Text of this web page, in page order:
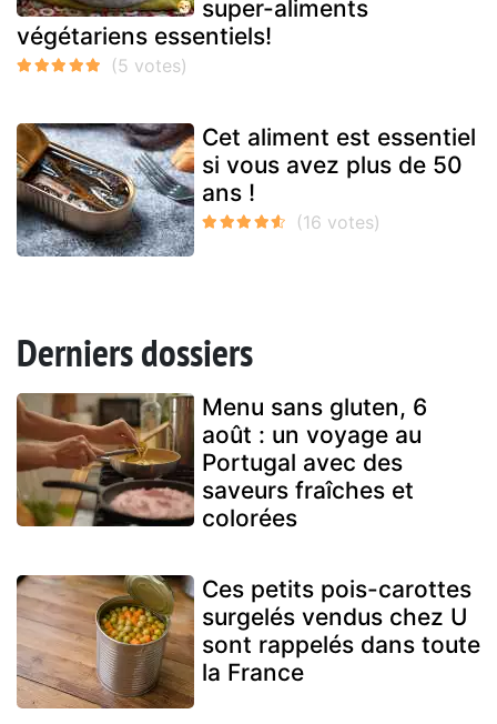
super-aliments
végétariens essentiels!
Cet aliment est essentiel
si vous avez plus de 50
ans !
Derniers dossiers
Menu sans gluten, 6
août : un voyage au
Portugal avec des
saveurs fraîches et
colorées
Ces petits pois-carottes
surgelés vendus chez U
sont rappelés dans toute
la France